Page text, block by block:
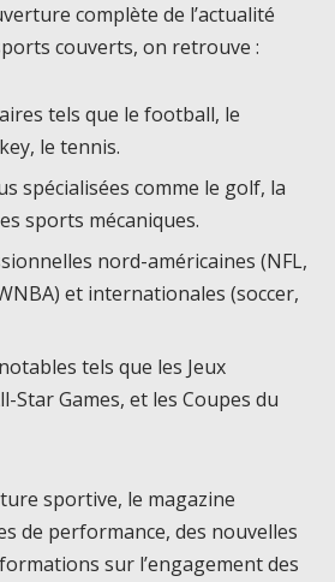
complète de l’actualité
couverts, on retrouve :
tels que le football, le
le tennis.
spécialisées comme le golf, la
sports mécaniques.
nord-américaines (NFL,
et internationales (soccer,
tels que les Jeux
Star Games, et les Coupes du
sportive, le magazine
de performance, des nouvelles
sur l’engagement des